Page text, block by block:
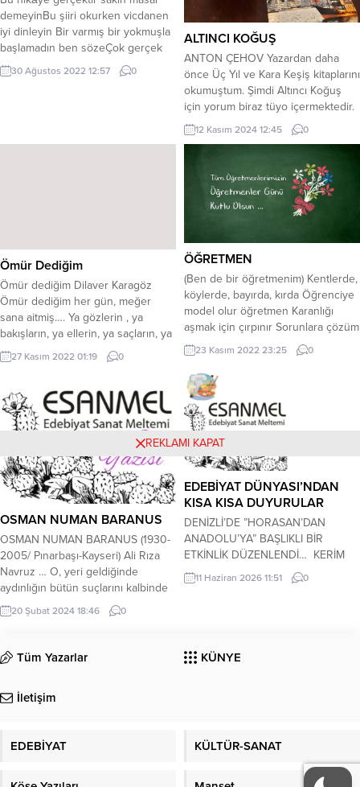
demeyinBu şiiri okurken vicdanen
iyi dinleyin Bir varmış bir yokmuşla
başlamadın ben sözeÇok gerçek
bir hikâye anlatacağım size bin
dokuz yüz yirmi bir Mart İnönü
kovanı elini yakıyordu O savaş
30 Ağustos 2022 12:57 0
ALTINCI KOĞUŞ
ANTON ÇEHOV Yazardan daha
önce Üç Yıl ve Kara Keşiş kitaplarını
okumuştum. Şimdi Altıncı Koğuş
için yorum biraz tüyo içermektedir.
Saygın ve hali vakti yerinde olan bir
memur olan Ivan Dimitriç
vardır. Sonradan üstüne yapışan
takip edilme takıntısı dolayısıyla akıl
hastanesine kapatılır. Doktor
12 Kasım 2024 12:45 0
Ömür Dediğim
Ömür dediğim Dilaver Karagöz
Ömür dediğim her gün, meğer
sana aitmiş…. Ya gözlerin , ya
bakışların, ya ellerin, ya saçların, ya
sözlerin, ya da gülüşlerin… Bir gün
de benim olsun dedim,
Şair Dilaver Karagöz
27 Kasım 2022 01:19 0
ÖĞRETMEN
(Ben de bir öğretmenim) Kentlerde,
köylerde, bayırda, kırda Öğrenciye
model olur öğretmen Karanlığı
aşmak için çırpınır Sorunlara çözüm
bulur öğretmen *** Sevgisi altındır
yirmi dört ayar Öğrenciyi adam
yerine koyar Cehaleti yener yeşile
boyar Hedefine er geç varır
öğretmen *** Yardım eder bize
kalem tutarken Canım demem
başkasına o varken...
23 Kasım 2022 23:25 0
OSMAN NUMAN BARANUS
OSMAN NUMAN BARANUS (1930-
2005/ Pınarbaşı-Kayseri) Ali Rıza
Navruz … O, yeri geldiğinde
aydınlığın bütün suçlarını kalbinde
taşıyan, yeri geldiğinde de karanlık
gündüzün üzerinde yaşayan bir
kovulan yaban güvercini oluşu da
ayrı bir meziyeti olsa gerek! Osman
ve eski Anadolu kültürüyle besler.
20 Şubat 2024 18:46 0
EDEBİYAT DÜNYASI’NDAN
KISA KISA DUYURULAR
DENİZLİ’DE ”HORASAN’DAN
ANADOLU’YA” BAŞLIKLI BİR
ETKİNLİK DÜZENLENDİ… KERİM
ÖZBEKLER GAZETECİ-YAZAR-ŞAİR
11 Haziran 2026 Perşembe günü,
bir etkinlik düzenlenmiştir.
Özbekistan’dan gelen 6
Enstitüsü’nden Umarjon
Xujamuratov, Celaleddin
Mengüberti Vakfı...
11 Haziran 2026 11:51 0
Tüm Yazarlar KÜNYE
İletişim
EDEBİYAT KÜLTÜR-SANAT
REKLAMI KAPAT